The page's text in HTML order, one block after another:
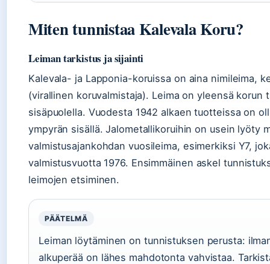
Miten tunnistaa Kalevala Koru?
Leiman tarkistus ja sijainti
Kalevala- ja Lapponia-koruissa on aina nimileima,
(virallinen koruvalmistaja). Leima on yleensä korun
sisäpuolella. Vuodesta 1942 alkaen tuotteissa on
ympyrän sisällä. Jalometallikoruihin on usein lyöty
valmistusajankohdan vuosileima, esimerkiksi Y7,
valmistusvuotta 1976. Ensimmäinen askel
leimojen etsiminen.
PÄÄTELMÄ
Leiman löytäminen on tunnistuksen perusta:
alkuperää on lähes mahdotonta vahvistaa.